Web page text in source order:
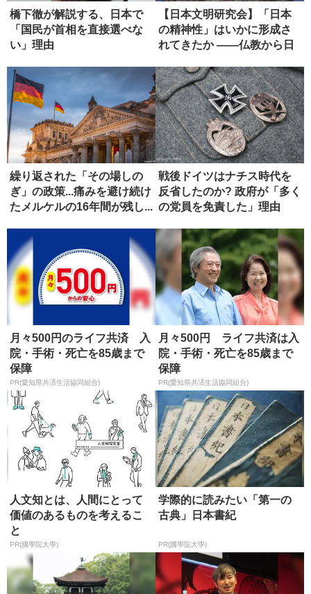
橋下徹が解説する、日本で
「国民が首相を直接選べな
い」理由
【日本文明研究会】「日本
の精神性」はいかに形成さ
れてきたか ――仏教から日
繰り返された「その場しの
ぎ」の政策...痛みを避け続け
たメルケルの16年間が残し...
戦後ドイツはナチス時代を
反省したのか? 政府が「多く
の党員を免責した」理由
月々500円のライフ共済 入
院・手術・死亡を85歳まで
保障
PR(愛知県共済生活協同組合)
月々500円 ライフ共済は入
院・手術・死亡を85歳まで
保障
PR(愛知県共済生活協同組合)
人文知とは、人間にとって
価値のあるものを考えるこ
と
PR(國學院大學)
学際的に読みたい「第一の
古典」日本書紀
PR(國學院大學)